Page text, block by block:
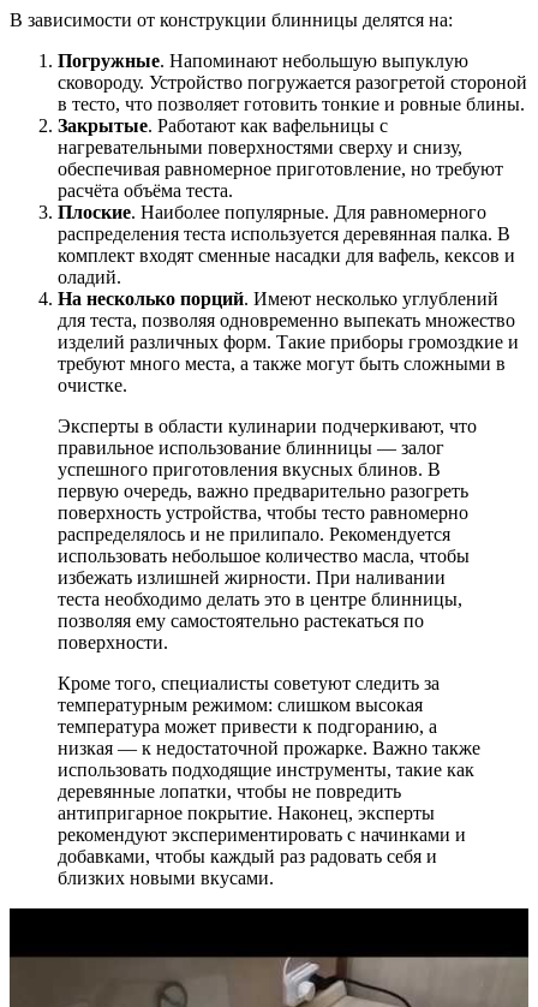
В зависимости от конструкции блинницы делятся на:
Погружные. Напоминают небольшую выпуклую
сковороду. Устройство погружается разогретой стороной
в тесто, что позволяет готовить тонкие и ровные блины.
Закрытые. Работают как вафельницы с
нагревательными поверхностями сверху и снизу,
обеспечивая равномерное приготовление, но требуют
расчёта объёма теста.
Плоские. Наиболее популярные. Для равномерного
распределения теста используется деревянная палка. В
комплект входят сменные насадки для вафель, кексов и
оладий.
На несколько порций. Имеют несколько углублений
для теста, позволяя одновременно выпекать множество
изделий различных форм. Такие приборы громоздкие и
требуют много места, а также могут быть сложными в
очистке.
Эксперты в области кулинарии подчеркивают, что
правильное использование блинницы — залог
успешного приготовления вкусных блинов. В
первую очередь, важно предварительно разогреть
поверхность устройства, чтобы тесто равномерно
распределялось и не прилипало. Рекомендуется
использовать небольшое количество масла, чтобы
избежать излишней жирности. При наливании
теста необходимо делать это в центре блинницы,
позволяя ему самостоятельно растекаться по
поверхности.
Кроме того, специалисты советуют следить за
температурным режимом: слишком высокая
температура может привести к подгоранию, а
низкая — к недостаточной прожарке. Важно также
использовать подходящие инструменты, такие как
деревянные лопатки, чтобы не повредить
антипригарное покрытие. Наконец, эксперты
рекомендуют экспериментировать с начинками и
добавками, чтобы каждый раз радовать себя и
близких новыми вкусами.